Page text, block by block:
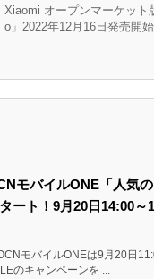
Xiaomi オープンマーケット
o」2022年12月16日発売開始
モバイルONE「人気の
ート！9月20日14:00～
モバイルONEは9月20日
のキャンペーンを ...